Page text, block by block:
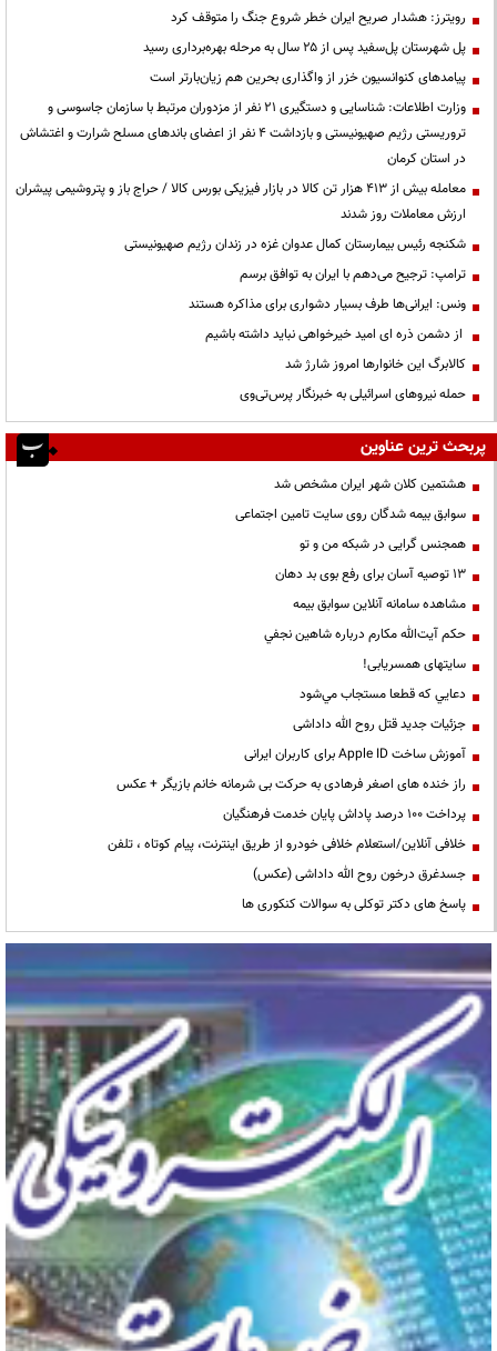
رویترز: هشدار صریح ایران خطر شروع جنگ را متوقف کرد
پل شهرستان پل‌سفید پس از ۲۵ سال به مرحله بهره‌برداری رسید
پیامدهای کنوانسیون خزر از واگذاری بحرین هم زیان‌بارتر است
وزارت اطلاعات: شناسایی و دستگیری ۲۱ نفر از مزدوران مرتبط با سازمان جاسوسی و
تروریستی رژیم صهیونیستی و بازداشت ۴ نفر از اعضای باندهای مسلح شرارت و اغتشاش
در استان کرمان
معامله بیش از ۴۱۳ هزار تن کالا در بازار فیزیکی بورس کالا / حراج باز و پتروشیمی پیشران
ارزش معاملات روز شدند
شکنجه رئیس بیمارستان کمال عدوان غزه در زندان رژیم صهیونیستی
ترامپ: ترجیح می‌دهم با ایران به توافق برسم
ونس: ایرانی‌ها طرف بسیار دشواری برای مذاکره هستند
از دشمن ذره ای امید خیرخواهی نباید داشته باشیم
کالابرگ این خانوارها امروز شارژ شد
حمله نیروهای اسرائیلی به خبرنگار پرس‌تی‌وی
پربحث ترین عناوین
هشتمین کلان شهر ایران مشخص شد
سوابق بیمه شدگان روی سایت تامین اجتماعی
همجنس گرایی در شبکه من و تو
13 توصیه آسان برای رفع بوی بد دهان
مشاهده سامانه آنلاين سوابق بیمه
حكم آيت‌الله مكارم درباره شاهين نجفي
سایتهای همسریابی!
دعايي كه قطعا مستجاب مي‌شود
جزئیات جدید قتل روح الله داداشی
آموزش ساخت Apple ID برای کاربران ایرانی
راز خنده های اصغر فرهادی به حرکت بی شرمانه خانم بازیگر + عکس
پرداخت ۱۰۰ درصد پاداش پایان خدمت فرهنگیان
خلافی آنلاین/استعلام خلافی خودرو از طریق اینترنت، پیام کوتاه ، تلفن
جسدغرق درخون روح الله داداشی (عکس)
پاسخ های دکتر توکلی به سوالات کنکوری ها